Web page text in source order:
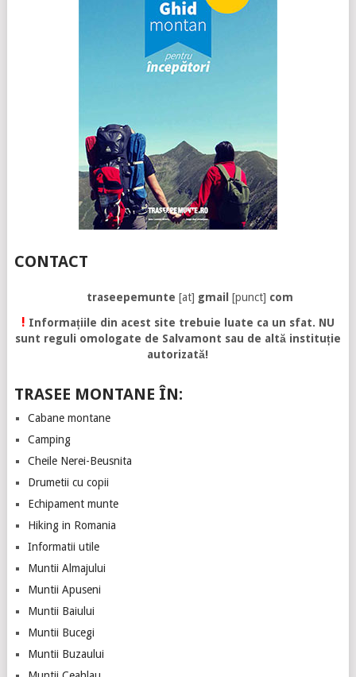
CONTACT
traseepemunte [at] gmail [punct] com
! Informațiile din acest site trebuie luate ca un sfat. NU
sunt reguli omologate de Salvamont sau de altă instituție
autorizată!
TRASEE MONTANE ÎN:
Cabane montane
Camping
Cheile Nerei-Beusnita
Drumetii cu copii
Echipament munte
Hiking in Romania
Informatii utile
Muntii Almajului
Muntii Apuseni
Muntii Baiului
Muntii Bucegi
Muntii Buzaului